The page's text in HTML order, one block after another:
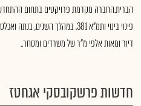
הברית.החברה מקדמת פרויקטים בתחום
פינוי בינוי ותמ"א 381. במהלך
דיור ומאות אלפי מ"ר של משרדים ומסחר..
חדשות פרשקובסקי אגחטז